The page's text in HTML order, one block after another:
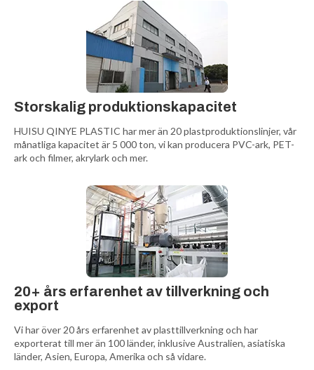
Storskalig produktionskapacitet
HUISU QINYE PLASTIC har mer än 20 plastproduktionslinjer, vår
månatliga kapacitet är 5 000 ton, vi kan producera PVC-ark, PET-
ark och filmer, akrylark och mer.
20+ års erfarenhet av tillverkning och
export
Vi har över 20 års erfarenhet av plasttillverkning och har
exporterat till mer än 100 länder, inklusive Australien, asiatiska
länder, Asien, Europa, Amerika och så vidare.